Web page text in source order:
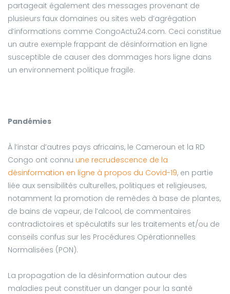
partageait également des messages provenant de
plusieurs faux domaines ou sites web d’agrégation
d’informations comme CongoActu24.com. Ceci constitue
un autre exemple frappant de désinformation en ligne
susceptible de causer des dommages hors ligne dans
un environnement politique fragile.
Pandémies
À l’instar d’autres pays africains, le Cameroun et la RD
Congo ont connu une recrudescence de la
désinformation en ligne à propos du Covid-19, en partie
liée aux sensibilités culturelles, politiques et religieuses,
notamment la promotion de remèdes à base de plantes,
de bains de vapeur, de l’alcool, de commentaires
contradictoires et spéculatifs sur les traitements et/ou de
conseils confus sur les Procédures Opérationnelles
Normalisées (PON).
La propagation de la désinformation autour des
maladies peut constituer un danger pour la santé